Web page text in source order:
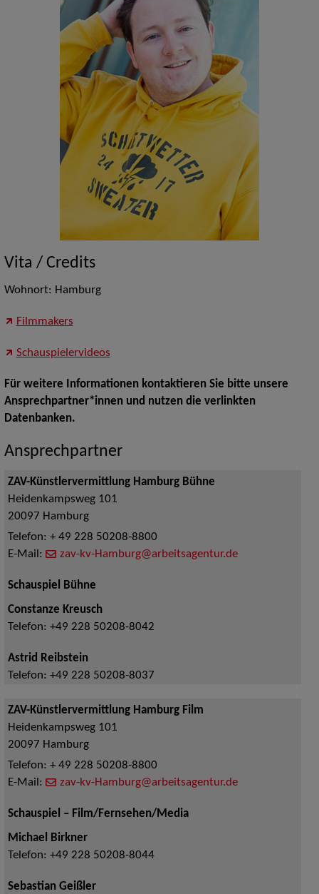
Vita / Credits
Wohnort: Hamburg
Filmmakers
Schauspielervideos
Für weitere Informationen kontaktieren Sie bitte unsere
Ansprechpartner*innen und nutzen die verlinkten
Datenbanken.
Ansprechpartner
ZAV-Künstlervermittlung Hamburg Bühne
Heidenkampsweg 101
20097 Hamburg
Telefon: + 49 228 50208-8800
E-Mail:
zav-kv-Hamburg@arbeitsagentur.de
Schauspiel Bühne
Constanze Kreusch
Telefon: +49 228 50208-8042
Astrid Reibstein
Telefon: +49 228 50208-8037
ZAV-Künstlervermittlung Hamburg Film
Heidenkampsweg 101
20097 Hamburg
Telefon: + 49 228 50208-8800
E-Mail:
zav-kv-Hamburg@arbeitsagentur.de
Schauspiel – Film/Fernsehen/Media
Michael Birkner
Telefon: +49 228 50208-8044
Sebastian Geißler